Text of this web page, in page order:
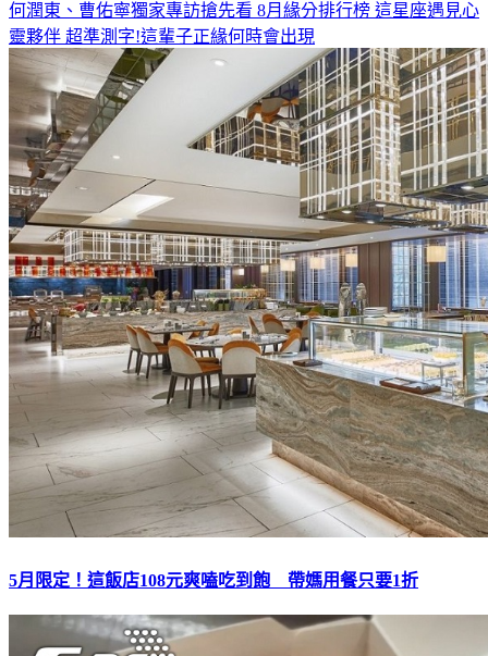
何潤東、曹佑寧獨家專訪搶先看 8月緣分排行榜 這星座遇見心
靈夥伴 超準測字!這輩子正緣何時會出現
5月限定！這飯店108元爽嗑吃到飽 帶媽用餐只要1折